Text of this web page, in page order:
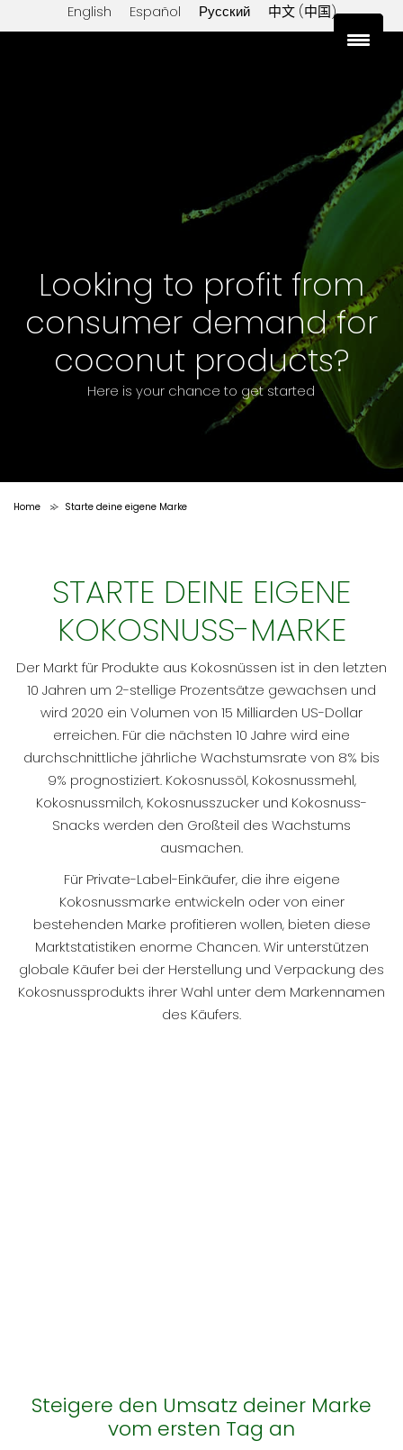
English Español Русский 中文 (中国)
Looking to profit from
consumer demand for
coconut products?
Here is your chance to get started
Home > Starte deine eigene Marke
STARTE DEINE EIGENE
KOKOSNUSS-MARKE
Der Markt für Produkte aus Kokosnüssen ist in den letzten
10 Jahren um 2-stellige Prozentsätze gewachsen und
wird 2020 ein Volumen von 15 Milliarden US-Dollar
erreichen. Für die nächsten 10 Jahre wird eine
durchschnittliche jährliche Wachstumsrate von 8% bis
9% prognostiziert. Kokosnussöl, Kokosnussmehl,
Kokosnussmilch, Kokosnusszucker und Kokosnuss-
Snacks werden den Großteil des Wachstums
ausmachen.
Für Private-Label-Einkäufer, die ihre eigene
Kokosnussmarke entwickeln oder von einer
bestehenden Marke profitieren wollen, bieten diese
Marktstatistiken enorme Chancen. Wir unterstützen
globale Käufer bei der Herstellung und Verpackung des
Kokosnussprodukts ihrer Wahl unter dem Markennamen
des Käufers.
Steigere den Umsatz deiner Marke
vom ersten Tag an